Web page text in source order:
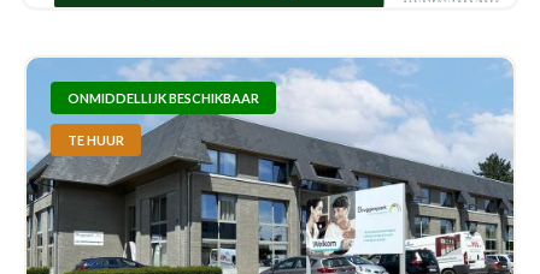
ONMIDDELLIJK BESCHIKBAAR
TE HUUR